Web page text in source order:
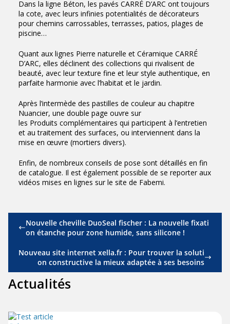
Dans la ligne Béton, les pavés CARRÉ D’ARC ont toujours
la cote, avec leurs infinies potentialités de décorateurs
pour chemins carrossables, terrasses, patios, plages de
piscine…
Quant aux lignes Pierre naturelle et Céramique CARRÉ
D’ARC, elles déclinent des collections qui rivalisent de
beauté, avec leur texture fine et leur style authentique, en
parfaite harmonie avec l’habitat et le jardin.
Après l’intermède des pastilles de couleur au chapitre
Nuancier, une double page ouvre sur
les Produits complémentaires qui participent à l’entretien
et au traitement des surfaces, ou interviennent dans la
mise en œuvre (mortiers divers).
Enfin, de nombreux conseils de pose sont détaillés en fin
de catalogue. Il est également possible de se reporter aux
vidéos mises en lignes sur le site de Fabemi.
Nouvelle cheville DuoSeal fischer : La nouvelle fixati
on étanche pour zone humide, sans silicone !
Nouveau site internet xella.fr : Pour trouver la soluti
on constructive la mieux adaptée à ses besoins
Actualités